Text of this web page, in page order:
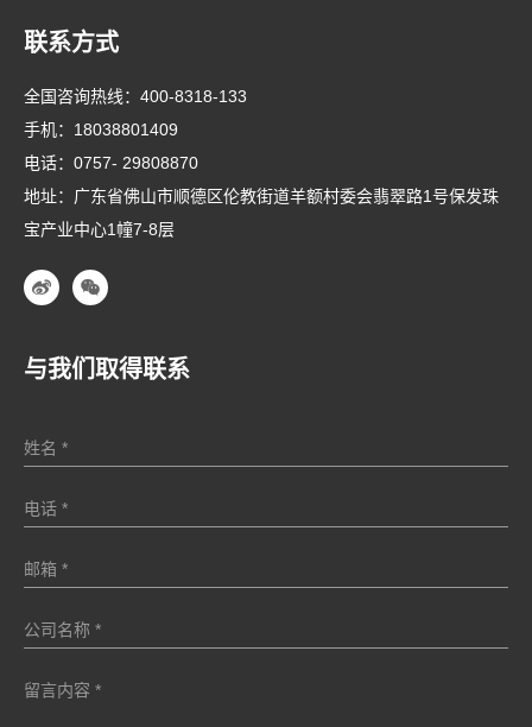
联系方式
全国咨询热线： 400-8318-133
手机： 18038801409
电话： 0757- 29808870
地址：广东省佛山市顺德区伦教街道羊额村委会翡翠路1号保发珠
宝产业中心1幢7-8层
与我们取得联系